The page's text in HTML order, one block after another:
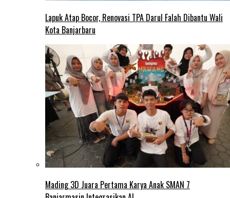
Lapuk Atap Bocor, Renovasi TPA Darul Falah Dibantu Wali
Kota Banjarbaru
Mading 3D Juara Pertama Karya Anak SMAN 7